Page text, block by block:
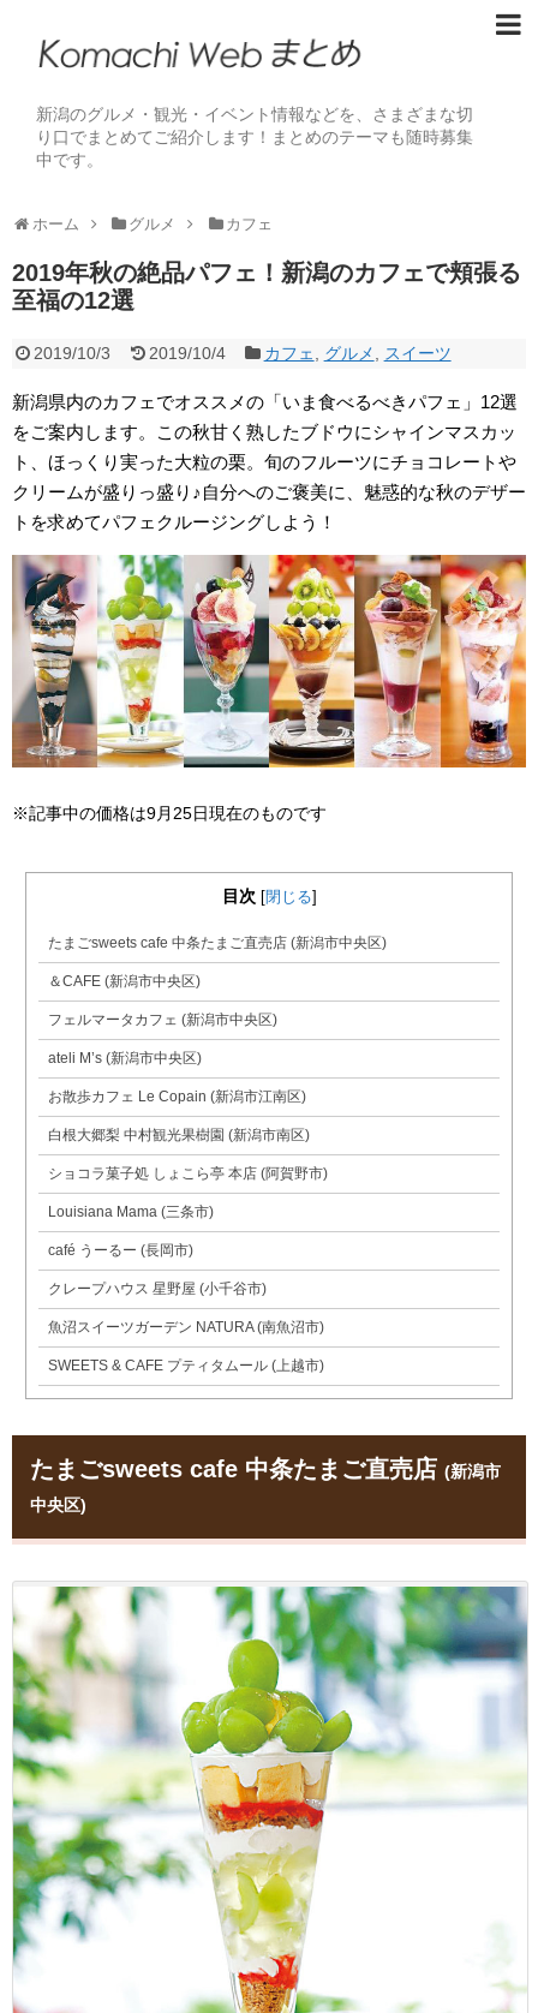
新潟のグルメ・観光・イベント情報などを、さまざまな切
り口でまとめてご紹介します！まとめのテーマも随時募集
中です。
ホーム グルメ カフェ
2019年秋の絶品パフェ！新潟のカフェで頬張る
至福の12選
2019/10/3 2019/10/4 カフェ グルメ スイーツ
新潟県内のカフェでオススメの「いま食べるべきパフェ」12選
をご案内します。この秋甘く熟したブドウにシャインマスカッ
ト、ほっくり実った大粒の栗。旬のフルーツにチョコレートや
クリームが盛りっ盛り♪自分へのご褒美に、魅惑的な秋のデザー
トを求めてパフェクルージングしよう！
※記事中の価格は9月25日現在のものです
目次 [閉じる]
たまごsweets cafe 中条たまご直売店 (新潟市中央区)
＆CAFE (新潟市中央区)
フェルマータカフェ (新潟市中央区)
ateli M’s (新潟市中央区)
お散歩カフェ Le Copain (新潟市江南区)
白根大郷梨 中村観光果樹園 (新潟市南区)
ショコラ菓子処 しょこら亭 本店 (阿賀野市)
Louisiana Mama (三条市)
café うーるー (長岡市)
クレープハウス 星野屋 (小千谷市)
魚沼スイーツガーデン NATURA (南魚沼市)
SWEETS & CAFE プティタムール (上越市)
たまごsweets cafe 中条たまご直売店 (新潟市
中央区)